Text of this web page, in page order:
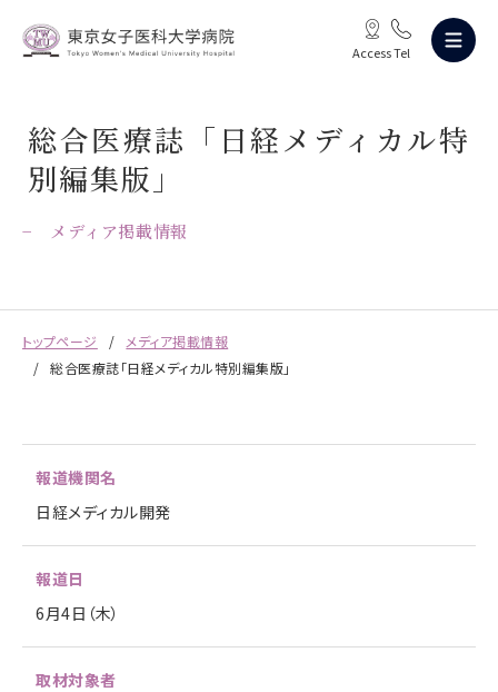
AccessTel
総合医療誌「日経メディカル特
別編集版」
メディア掲載情報
トップページ
メディア掲載情報
総合医療誌「日経メディカル特別編集版」
報道機関名
日経メディカル開発
報道日
6月4日（木）
取材対象者